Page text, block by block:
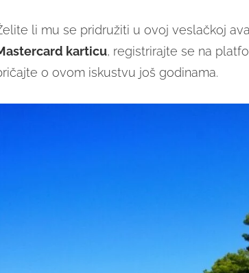
li mu se pridružiti u ovoj veslačkoj
karticu, registrirajte se na
o ovom iskustvu još godinama.